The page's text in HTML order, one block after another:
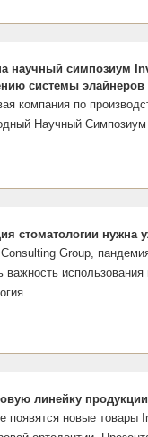
научный симпозиум
системы
компания по
Научный
стоматологии нужна
Group,
важность
линейку продукции
появятся новые товары